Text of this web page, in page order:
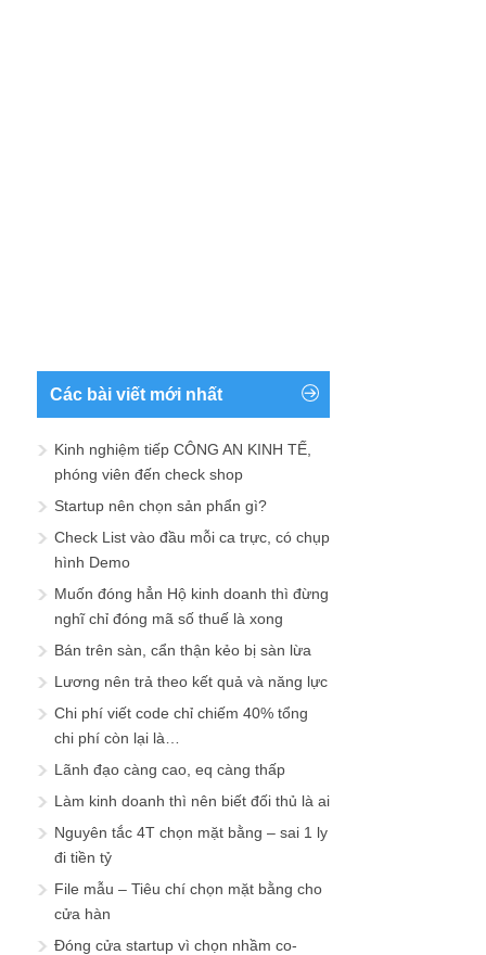
Các bài viết mới nhất
Kinh nghiệm tiếp CÔNG AN KINH TẾ,
phóng viên đến check shop
Startup nên chọn sản phẩn gì?
Check List vào đầu mỗi ca trực, có chụp
hình Demo
Muốn đóng hẳn Hộ kinh doanh thì đừng
nghĩ chỉ đóng mã số thuế là xong
Bán trên sàn, cẩn thận kẻo bị sàn lừa
Lương nên trả theo kết quả và năng lực
Chi phí viết code chỉ chiếm 40% tổng
chi phí còn lại là…
Lãnh đạo càng cao, eq càng thấp
Làm kinh doanh thì nên biết đối thủ là ai
Nguyên tắc 4T chọn mặt bằng – sai 1 ly
đi tiền tỷ
File mẫu – Tiêu chí chọn mặt bằng cho
cửa hàn
Đóng cửa startup vì chọn nhầm co-